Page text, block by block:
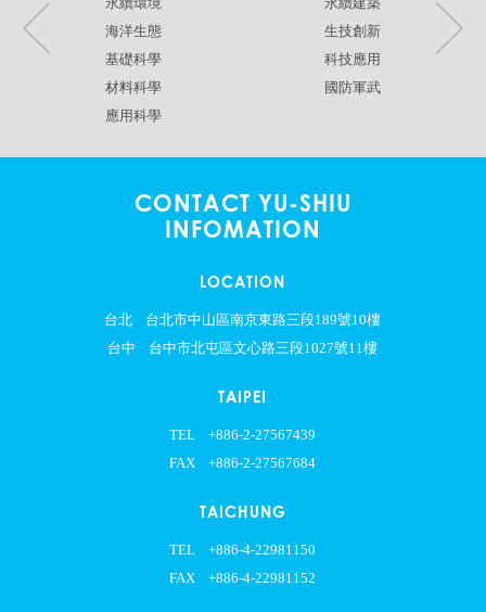
海洋生態
基礎科學
材料科學
應用科學
生技創新
科技應用
國防軍武
CONTACT YU-SHIU
INFOMATION
LOCATION
台北
台北市中山區南京東路三段189號10樓
台中
台中市北屯區文心路三段1027號11樓
TAIPEI
TEL
+886-2-27567439
FAX
+886-2-27567684
TAICHUNG
TEL
+886-4-22981150
FAX
+886-4-22981152